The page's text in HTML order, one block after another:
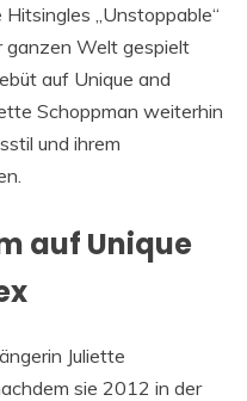
„Unstoppable“
ganzen Welt gespielt
auf Unique and
Schoppman weiterhin
und ihrem
auf Unique
Juliette
sie 2012 in der